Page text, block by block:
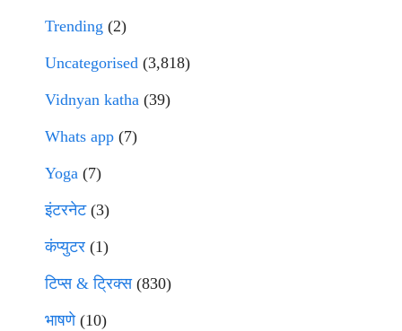
Trending (2)
Uncategorised (3,818)
Vidnyan katha (39)
Whats app (7)
Yoga (7)
इंटरनेट(3)
कंप्युटर (1)
टिप्स & ट्रिक्स(830)
भाषणे(10)